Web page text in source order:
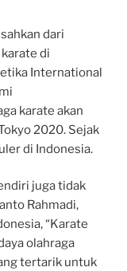
dari
di
International
karate akan
2020. Sejak
di Indonesia.
juga tidak
Rahmadi,
“Karate
olahraga
tertarik untuk